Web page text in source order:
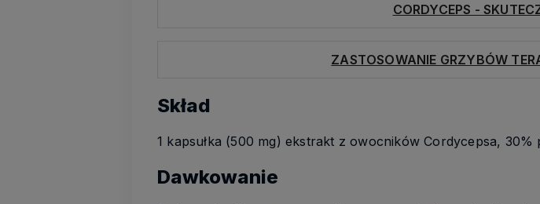
CORDYCEPS -
ZASTOSOWANIE GRZYBÓW
Skład
1 kapsułka (500 mg) ekstrakt z owocników Cordycepsa,
Dawkowanie